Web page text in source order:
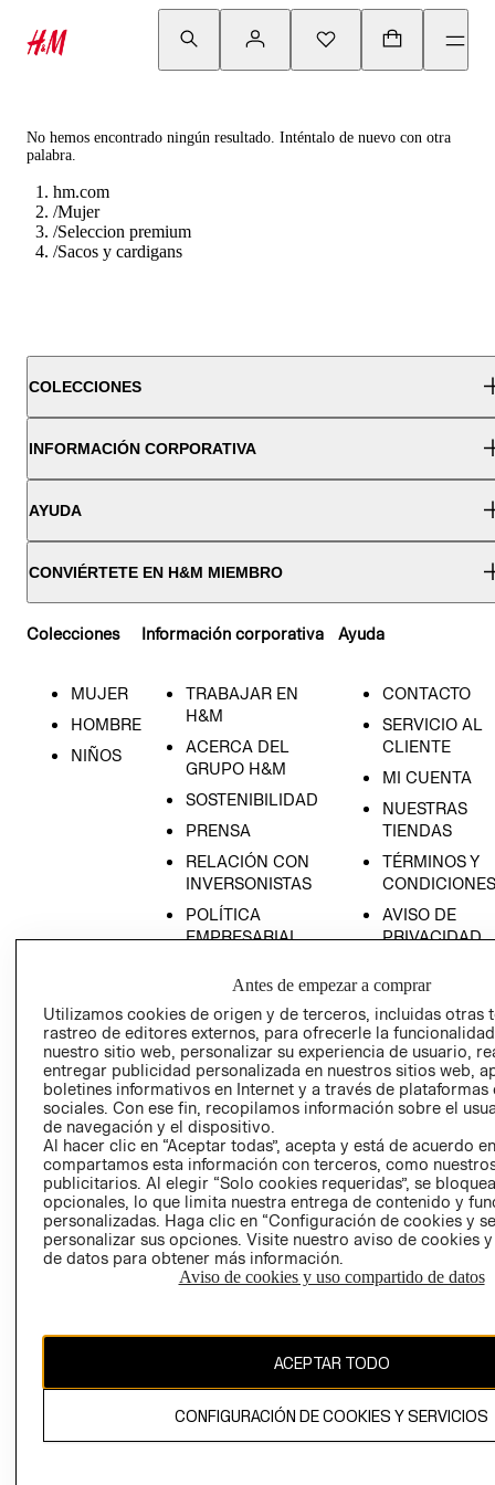
No hemos encontrado ningún resultado. Inténtalo de nuevo con otra
palabra.
hm.com
/Mujer
/Seleccion premium
/Sacos y cardigans
COLECCIONES
INFORMACIÓN CORPORATIVA
AYUDA
CONVIÉRTETE EN H&M MIEMBRO
Colecciones
MUJER
HOMBRE
NIÑOS
Información corporativa
TRABAJAR EN
H&M
ACERCA DEL
GRUPO H&M
SOSTENIBILIDAD
PRENSA
RELACIÓN CON
INVERSONISTAS
POLÍTICA
EMPRESARIAL
Ayuda
CONTACTO
SERVICIO AL
CLIENTE
MI CUENTA
NUESTRAS
TIENDAS
TÉRMINOS Y
CONDICIONES
AVISO DE
PRIVACIDAD
AVISO DE
COOKIES
LIBRO DE
Ecuador ($)
CAMBIAR REGIÓN
El contenido de esta página web está protegido por copyright y es
propiedad de H&M Hennes & Mauritz AB.
Antes de empezar a comprar
Utilizamos cookies de origen y de terceros, incluidas otras
rastreo de editores externos, para ofrecerle la
nuestro sitio web, personalizar su experiencia de usuario,
entregar publicidad personalizada en nuestros sitios web,
boletines informativos en Internet y a través de plataformas
sociales. Con ese fin, recopilamos información sobre el
de navegación y el dispositivo.
Al hacer clic en “Aceptar todas”, acepta y está de acuerdo
compartamos esta información con terceros, como
publicitarios. Al elegir “Solo cookies requeridas”, se
opcionales, lo que limita nuestra entrega de contenido y
personalizadas. Haga clic en “Configuración de cookies y
personalizar sus opciones. Visite nuestro aviso de cookies
de datos para obtener más información.
Aviso de cookies y uso compartido de datos
ACEPTAR TODO
CONFIGURACIÓN DE COOKIES Y SERVICIOS